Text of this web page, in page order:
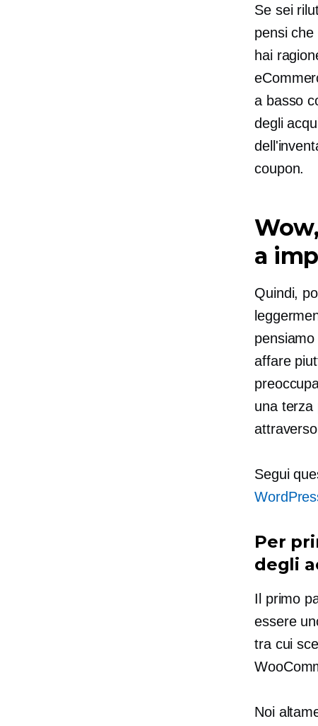
Se sei
pensi
hai
a basso
degli
coupon.
a
Quindi,
affare
una terza
Segui
Per
degli
Il primo
essere
tra cui
Noi